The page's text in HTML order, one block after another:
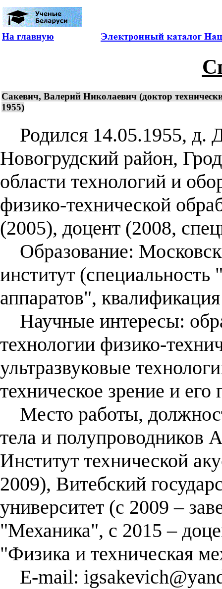
На главную
Сакевич, Валерий Николаевич (доктор
1955)
Родился 14.05.1955, д.
Новогрудский район,
области технологий и
физико-технической
(2005), доцент (2008,
Образование:
институт
аппаратов",
Научные интересы:
технологии физико-
ультразвуковые
техническое зрение и
Место работы,
тела и полупроводников
Институт технической
2009), Витебский
университет (с 2009 –
"Механика", с 2015 –
"Физика и техническая
E-mail: